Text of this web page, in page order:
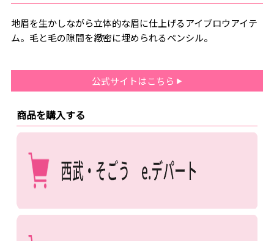
地眉を生かしながら立体的な眉に仕上げるアイブロウアイテ
ム。毛と毛の隙間を緻密に埋められるペンシル。
公式サイトはこちら
商品を購入する